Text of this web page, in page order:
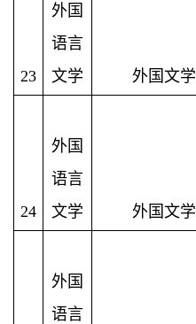
23
外国
语言
文学
外国文学
24
外国
语言
文学
外国文学
外国
语言